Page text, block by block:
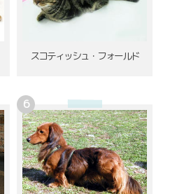
スコティッシュ・フォールド